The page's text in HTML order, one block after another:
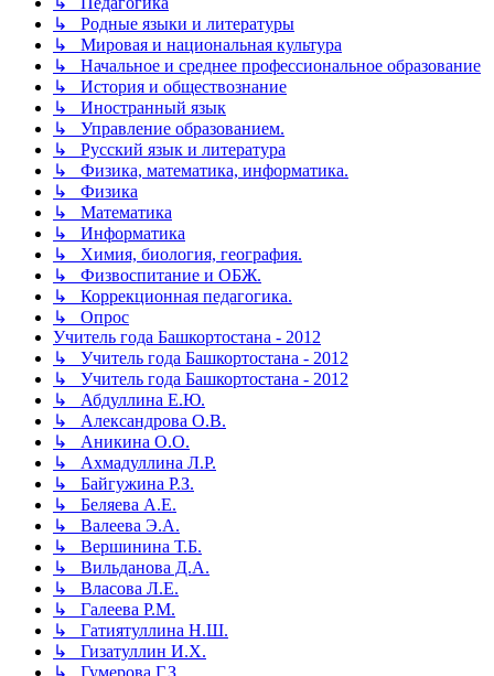
↳ Родные языки и литературы
↳ Мировая и национальная культура
↳ Начальное и среднее профессиональное образование
↳ История и обществознание
↳ Иностранный язык
↳ Управление образованием.
↳ Русский язык и литература
↳ Физика, математика, информатика.
↳ Физика
↳ Математика
↳ Информатика
↳ Химия, биология, география.
↳ Физвоспитание и ОБЖ.
↳ Коррекционная педагогика.
↳ Опрос
Учитель года Башкортостана - 2012
↳ Учитель года Башкортостана - 2012
↳ Учитель года Башкортостана - 2012
↳ Абдуллина Е.Ю.
↳ Александрова О.В.
↳ Аникина О.О.
↳ Ахмадуллина Л.Р.
↳ Байгужина Р.З.
↳ Беляева А.Е.
↳ Валеева Э.А.
↳ Вершинина Т.Б.
↳ Вильданова Д.А.
↳ Власова Л.Е.
↳ Галеева Р.М.
↳ Гатиятуллина Н.Ш.
↳ Гизатуллин И.Х.
↳ Гумерова Г.З.